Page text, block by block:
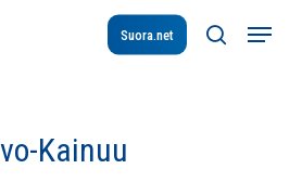
Suora.net
search
Menu
Kainuu